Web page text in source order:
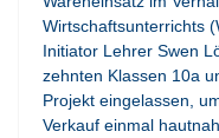
Wirtschaftsunterrichts
Initiator Lehrer Swen
zehnten Klassen 10a
Projekt eingelassen,
Verkauf einmal